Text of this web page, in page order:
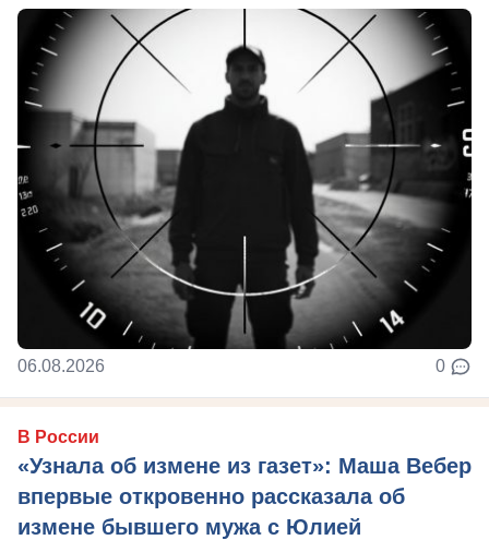
06.08.2026 0
В России
«Узнала об измене из газет»: Маша Вебер
впервые откровенно рассказала об
измене бывшего мужа с Юлией